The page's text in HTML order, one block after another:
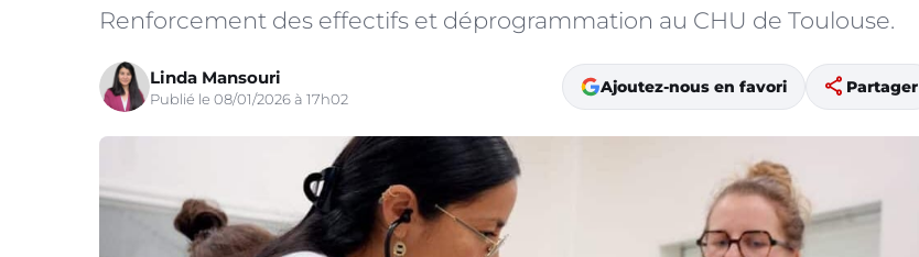
Renforcement des effectifs et déprogrammation au CHU de Toulouse.
Linda Mansouri
Publié le 08/01/2026 à 17h02
Ajoutez-nous en favori share Partager